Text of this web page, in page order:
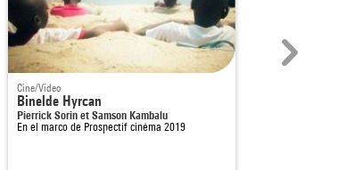
Cine/Video
Binelde Hyrcan
Pierrick Sorin et Samson Kambalu
En el marco de Prospectif cinéma 2019